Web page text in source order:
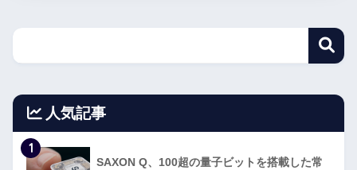
人気記事
1
SAXON Q、100超の量子ビットを搭載した常